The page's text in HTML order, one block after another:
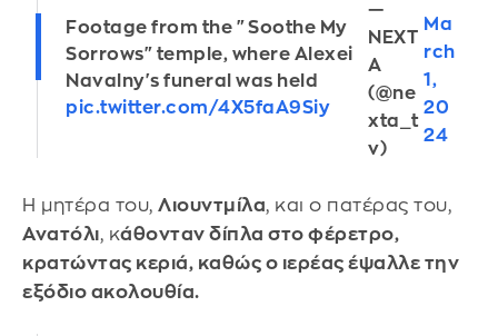
Footage from the "Soothe My
Sorrows" temple, where Alexei
Navalny's funeral was held
pic.twitter.com/4X5faA9Siy
—
NEXT
A
(@ne
xta_t
v)
Ma
rch
1,
20
24
Η μητέρα του, Λιουντμίλα, και ο πατέρας του,
Ανατόλι, κάθονταν δίπλα στο φέρετρο,
κρατώντας κεριά, καθώς ο ιερέας έψαλλε την
εξόδιο ακολουθία.